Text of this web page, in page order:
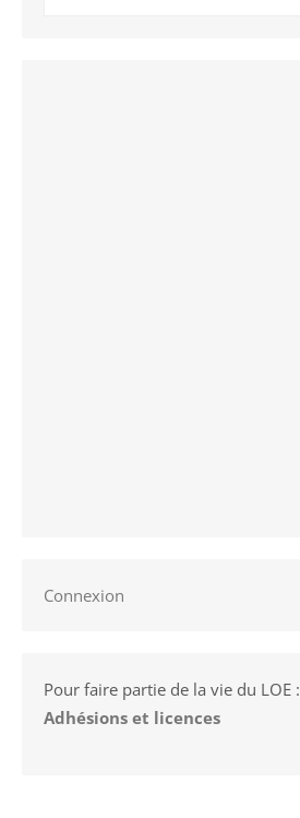
Connexion
Pour faire partie de la vie du LOE :
Adhésions et licences